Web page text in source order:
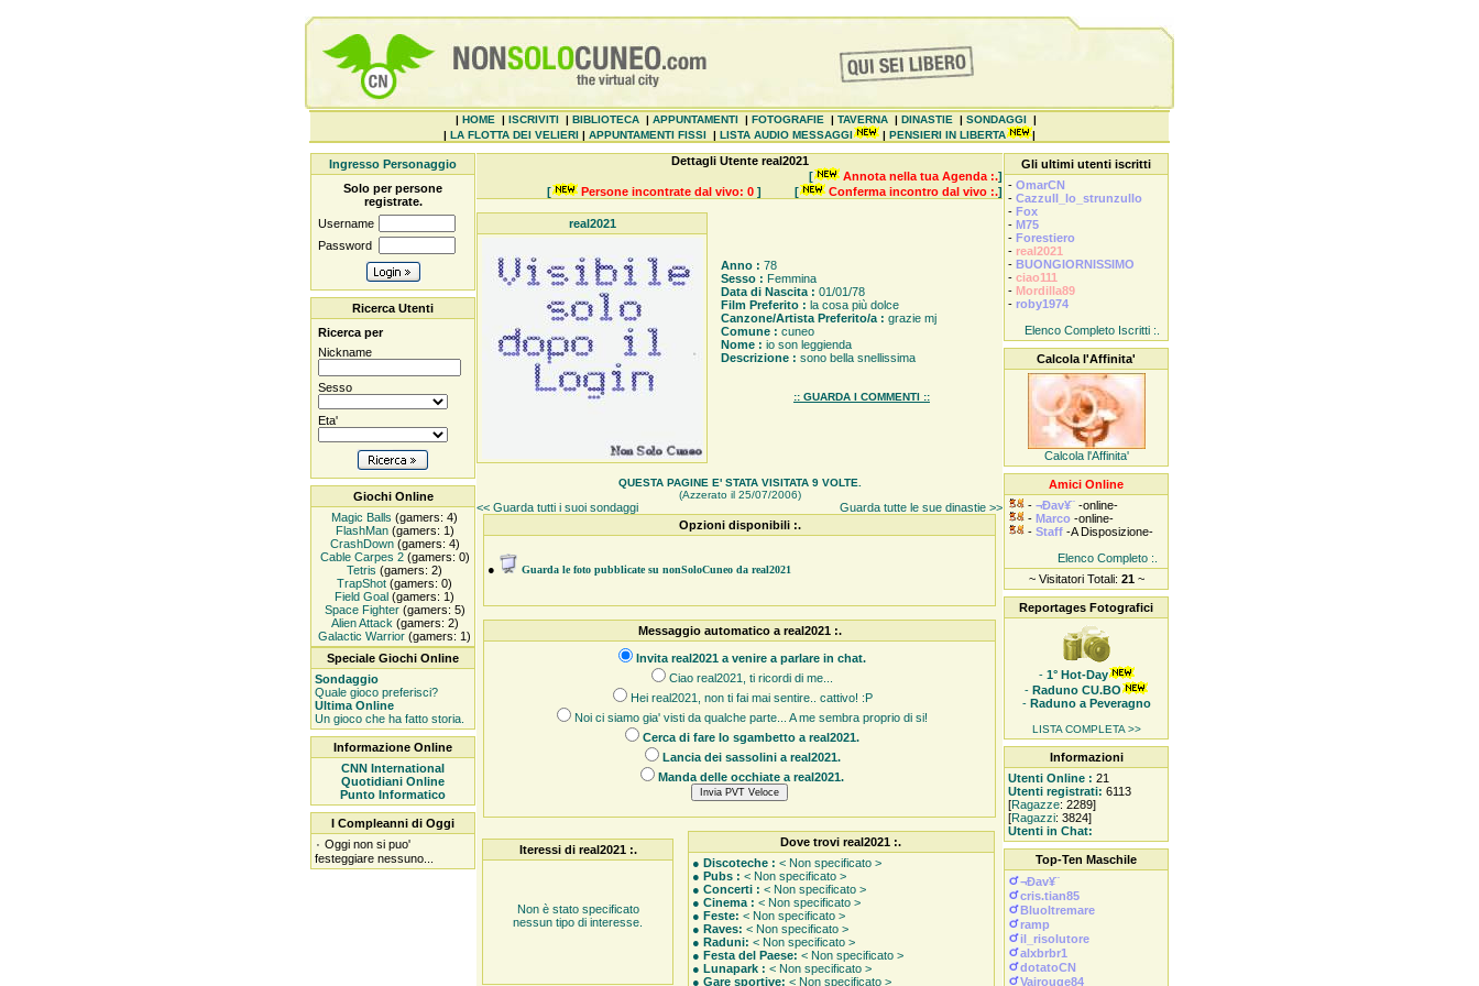
| HOME | ISCRIVITI| BIBLIOTECA| APPUNTAMENTI| FOTOGRAFIE | TAVERNA| DINASTIE | SONDAGGI|
| LA FLOTTA DEI VELIERI | APPUNTAMENTI FISSI | LISTA AUDIO MESSAGGI | PENSIERI IN LIBERTA |
Ingresso Personaggio
Solo per persone
registrate.
Username
Password
Ricerca Utenti
Ricerca per
Nickname
Sesso
Eta'
Giochi Online
Magic Balls (gamers: 4)
FlashMan(gamers: 1)
CrashDown(gamers: 4)
Cable Carpes 2(gamers: 0)
Tetris (gamers: 2)
TrapShot (gamers: 0)
Field Goal (gamers: 1)
Space Fighter(gamers: 5)
Alien Attack (gamers: 2)
Galactic Warrior (gamers: 1)
Speciale Giochi Online
Sondaggio
Quale gioco preferisci?
Ultima Online
Un gioco che ha fatto storia.
Informazione Online
CNN International
Quotidiani Online
Punto Informatico
I Compleanni di Oggi
۰ Oggi non si puo'
festeggiare nessuno...
Dettagli Utente real2021
[
Annota nella tua Agenda :.]
[
Persone incontrate dal vivo: 0 ] [ Conferma incontro dal vivo :.]
real2021
Anno : 78
Sesso : Femmina
Data di Nascita : 01/01/78
Film Preferito : la cosa più dolce
Canzone/Artista Preferito/a : grazie mj
Comune : cuneo
Nome : io son leggienda
Descrizione : sono bella snellissima
:: GUARDA I COMMENTI ::
QUESTA PAGINE E' STATA VISITATA 9 VOLTE.
(Azzerato il 25/07/2006)
<< Guarda tutti i suoi sondaggi
Guarda tutte le sue dinastie >>
Opzioni disponibili :.
● Guarda le foto pubblicate su nonSoloCuneo da real2021
Messaggio automatico a real2021 :.
Invita real2021 a venire a parlare in chat.
Ciao real2021, ti ricordi di me...
Hei real2021, non ti fai mai sentire.. cattivo! :P
Noi ci siamo gia' visti da qualche parte... A me sembra proprio di si!
Cerca di fare lo sgambetto a real2021.
Lancia dei sassolini a real2021.
Manda delle occhiate a real2021.
Iteressi di real2021 :.
Non è stato specificato
nessun tipo di interesse.
Dove trovi real2021 :.
● Discoteche : < Non specificato >
● Pubs : < Non specificato >
● Concerti : < Non specificato >
● Cinema : < Non specificato >
● Feste: < Non specificato >
● Raves: < Non specificato >
● Raduni: < Non specificato >
● Festa del Paese: < Non specificato >
● Lunapark : < Non specificato >
● Gare sportive: < Non specificato >
Gli ultimi utenti iscritti
- OmarCN
- Cazzull_lo_strunzullo
- Fox
- M75
- Forestiero
- real2021
- BUONGIORNISSIMO
- ciao111
- Mordilla89
- roby1974
Elenco Completo Iscritti :.
Calcola l'Affinita'
Calcola l'Affinita'
Amici Online
- ¬Ðav¥¨ -online-
- Marco -online-
- Staff -A Disposizione-
Elenco Completo :.
~ Visitatori Totali: 21~
Reportages Fotografici
- 1° Hot-Day
- Raduno CU.BO
- Raduno a Peveragno
LISTA COMPLETA >>
Informazioni
Utenti Online : 21
Utenti registrati: 6113
[Ragazze: 2289]
[Ragazzi: 3824]
Utenti in Chat:
Top-Ten Maschile
¬Ðav¥¨
cris.tian85
Bluoltremare
ramp
il_risolutore
alxbrbr1
dotatoCN
Vairouge84